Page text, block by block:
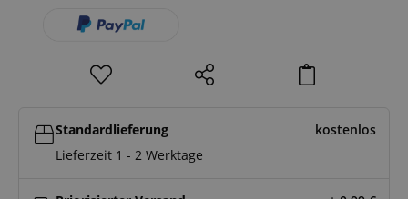
Standardlieferung
kostenlos
Lieferzeit 1 - 2 Werktage